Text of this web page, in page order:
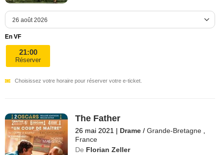
En VF
21:00
Réserver
Choisissez votre horaire pour réserver votre e-ticket.
The Father
26 mai 2021 | Drame / Grande-Bretagne
France
De Florian Zeller